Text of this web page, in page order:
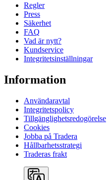
Regler
Press
Säkerhet
FAQ
Vad är nytt?
Kundservice
Integritetsinställningar
Information
Användaravtal
Integritetspolicy
Tillgänglighetsredogörelse
Cookies
Jobba på Tradera
Hållbarhetsstrategi
Traderas frakt